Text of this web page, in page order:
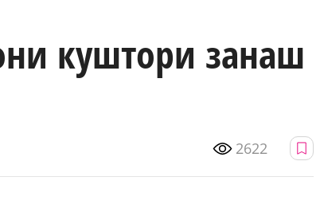
куштори занаш
2622